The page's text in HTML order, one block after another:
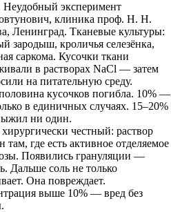
Неудобный эксперимент
клиника проф. Н. Н.
Ленинград. Тканевые культуры:
зародыш, кроличья селезёнка,
саркома. Кусочки ткани
в растворах NaCl — затем
на питательную среду.
кусочков погибла. 10% —
в единичных случаях. 15–20%
ни один.
честный: раствор
там, где есть активное отделяемое
Появились грануляции —
Дальше соль не только
Она повреждает.
выше 10% — вред без